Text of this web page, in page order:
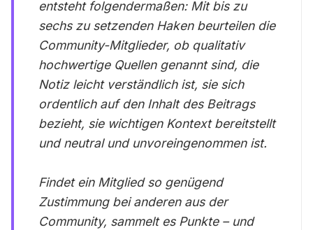
entsteht folgendermaßen: Mit bis zu
sechs zu setzenden Haken beurteilen die
Community-Mitglieder, ob qualitativ
hochwertige Quellen genannt sind, die
Notiz leicht verständlich ist, sie sich
ordentlich auf den Inhalt des Beitrags
bezieht, sie wichtigen Kontext bereitstellt
und neutral und unvoreingenommen ist.
Findet ein Mitglied so genügend
Zustimmung bei anderen aus der
Community, sammelt es Punkte – und